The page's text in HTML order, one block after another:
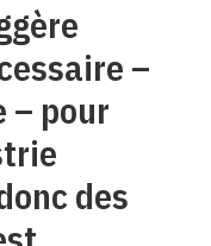
–
– pour
des